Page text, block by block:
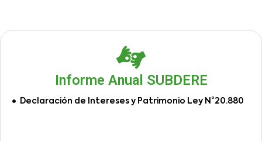
Informe Anual SUBDERE
Declaración de Intereses y Patrimonio Ley N°20.880